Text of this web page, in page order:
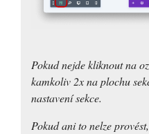
Pokud nejde kliknout na
kamkoliv 2x na plochu
nastavení sekce.
Pokud ani to nelze